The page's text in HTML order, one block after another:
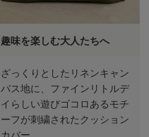
趣味を楽しむ大人たちへ
ざっくりとしたリネンキャン
バス地に、ファインリトルデ
イらしい遊びゴコロあるモチ
ーフが刺繍されたクッション
カバー。